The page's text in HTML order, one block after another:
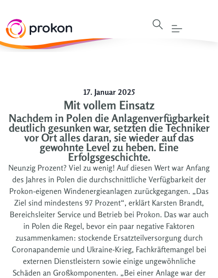
17. Januar 2025
Mit vollem Einsatz
Nachdem in Polen die Anlagenverfügbarkeit
deutlich gesunken war, setzten die Techniker
vor Ort alles daran, sie wieder auf das
gewohnte Level zu heben. Eine
Erfolgsgeschichte.
Neunzig Prozent? Viel zu wenig! Auf diesen Wert war Anfang
des Jahres in Polen die durchschnittliche Verfügbarkeit der
Prokon-eigenen Windenergieanlagen zurückgegangen. „Das
Ziel sind mindestens 97 Prozent“, erklärt Karsten Brandt,
Bereichsleiter Service und Betrieb bei Prokon. Das war auch
in Polen die Regel, bevor ein paar negative Faktoren
zusammenkamen: stockende Ersatzteilversorgung durch
Coronapandemie und Ukraine-Krieg, Fachkräftemangel bei
externen Dienstleistern sowie einige ungewöhnliche
Schäden an Großkomponenten. „Bei einer Anlage war der